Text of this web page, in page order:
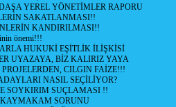
YEREL YÖNETİMLER RAPORU
SAKATLANMASI!!
KANDIRILMASI!!
önemi!!!
HUKUKİ EŞİTLİK İLİŞKİSİ
UYAZAYA, BİZ KALIRIZ YAYA
CILGIN FAİZE!!!
NASIL SEÇİLİYOR?
SOYKIRIM SUÇLAMASI !!
SORUNU